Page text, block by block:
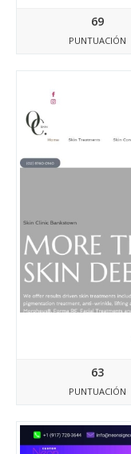
69
PUNTUACIÓN
63
PUNTUACIÓN